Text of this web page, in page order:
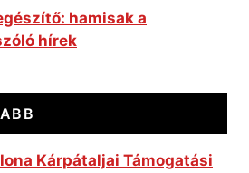
hamisak a
hírek
Kárpátaljai Támogatási